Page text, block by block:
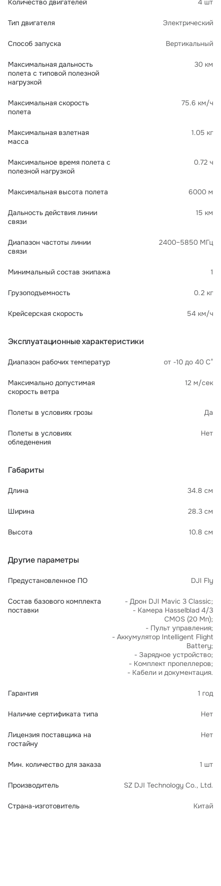
Количество двигателей 4 шт
Тип двигателя Электрический
Способ запуска Вертикальный
Максимальная дальность
полета с типовой полезной
нагрузкой
30 км
Максимальная скорость
полета
75.6 км/ч
Максимальная взлетная
масса
1.05 кг
Максимальное время полета с
полезной нагрузкой
0.72 ч
Максимальная высота полета 6000 м
Дальность действия линии
связи
15 км
Диапазон частоты линии
связи
2400–5850 МГц
Минимальный состав экипажа 1
Грузоподъемность 0.2 кг
Крейсерская скорость 54 км/ч
Эксплуатационные характеристики
Диапазон рабочих температур от -10 до 40 С°
Максимально допустимая
скорость ветра
12 м/сек
Полеты в условиях грозы Да
Полеты в условиях
обледенения
Нет
Габариты
Длина 34.8 см
Ширина 28.3 см
Высота 10.8 см
Другие параметры
Предустановленное ПО DJI Fly
Состав базового комплекта
поставки
- Дрон DJI Mavic 3 Classic;
- Камера Hasselblad 4/3
CMOS (20 Мп);
- Пульт управления;
- Аккумулятор Intelligent Flight
Battery;
- Зарядное устройство;
- Комплект пропеллеров;
- Кабели и документация.
Гарантия 1 год
Наличие сертификата типа Нет
Лицензия поставщика на
гостайну
Нет
Мин. количество для заказа 1 шт
Производитель SZ DJI Technology Co., Ltd.
Страна-изготовитель Китай